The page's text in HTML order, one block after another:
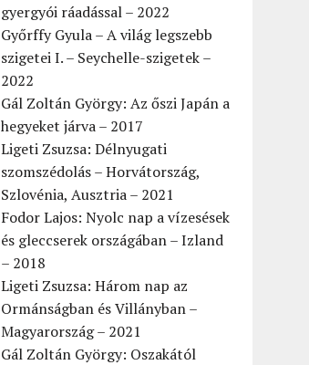
gyergyói ráadással – 2022
Győrffy Gyula – A világ legszebb
szigetei I. – Seychelle-szigetek –
2022
Gál Zoltán György: Az őszi Japán a
hegyeket járva – 2017
Ligeti Zsuzsa: Délnyugati
szomszédolás – Horvátország,
Szlovénia, Ausztria – 2021
Fodor Lajos: Nyolc nap a vízesések
és gleccserek országában – Izland
– 2018
Ligeti Zsuzsa: Három nap az
Ormánságban és Villányban –
Magyarország – 2021
Gál Zoltán György: Oszakától